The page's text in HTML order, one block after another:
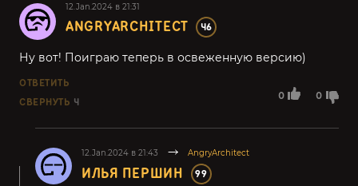
12.Jan.2024 в 21:31
ANGRYARCHITECT 46
0 0
Ну вот! Поиграю теперь в освеженную версию)
ОТВЕТИТЬ
СВЕРНУТЬ 4
12.Jan.2024 в 21:43 AngryArchitect
ИЛЬЯ ПЕРШИН 99